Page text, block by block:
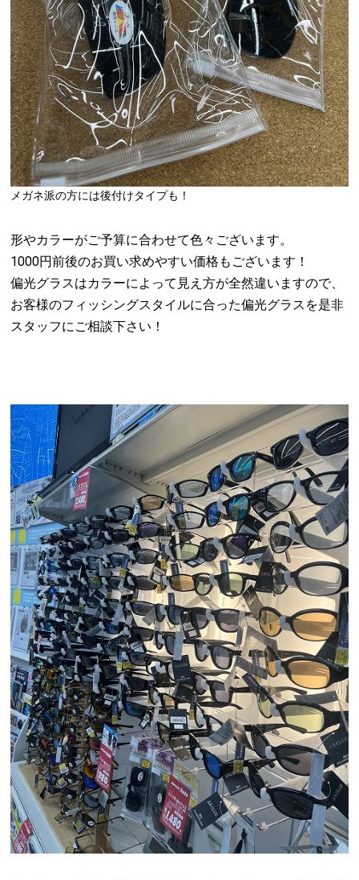
メガネ派の方には後付けタイプも！
形やカラーがご予算に合わせて色々ございます。
1000円前後のお買い求めやすい価格もございます！
偏光グラスはカラーによって見え方が全然違いますので、
お客様のフィッシングスタイルに合った偏光グラスを是非
スタッフにご相談下さい！